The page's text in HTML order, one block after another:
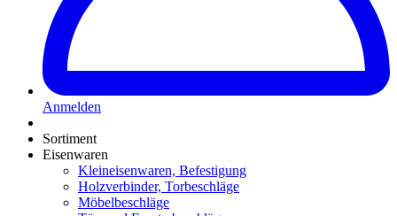
Anmelden
Sortiment
Eisenwaren
Kleineisenwaren, Befestigung
Holzverbinder, Torbeschläge
Möbelbeschläge